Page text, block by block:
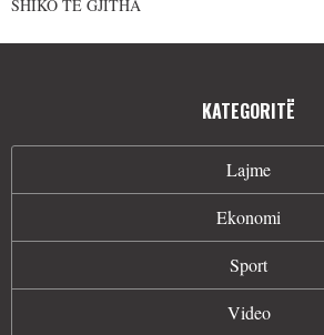
SHIKO TË GJITHA
KATEGORITË
Lajme
Ekonomi
Sport
Video